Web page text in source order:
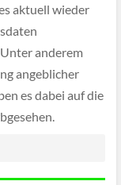
aktuell wieder
anderem
angeblicher
es dabei auf die